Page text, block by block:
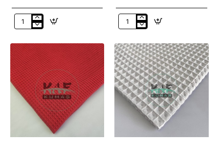
Waffle
Kumaş
|
100%
Pamuk
|
W-
47
Çimen
Waffle
Kumaş
|
100%
Pamuk
|
W-
46
Mandalina
Turuncu